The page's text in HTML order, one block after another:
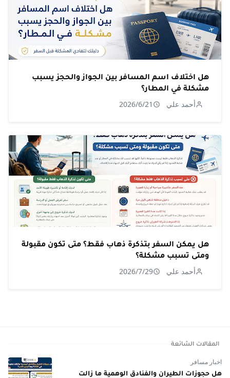
هل اختلاف اسم المسافر بين الجواز والحجز يسبب
مشكلة في المطار؟
أحمد علي 2026/6/21
هل يمكن السفر بتذكرة ذهاب فقط؟ متى تكون مقبولة
ومتى تسبب مشكلة؟
أحمد علي 2026/7/29
المقالات الشائعة
اخبار مسافر
هل حجوزات الطيران والفنادق الوهمية ما زالت